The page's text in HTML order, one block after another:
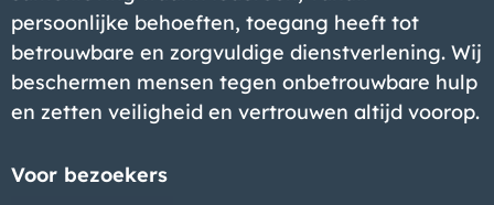
persoonlijke behoeften, toegang heeft tot
betrouwbare en zorgvuldige dienstverlening. Wij
beschermen mensen tegen onbetrouwbare hulp
en zetten veiligheid en vertrouwen altijd voorop.
Voor bezoekers